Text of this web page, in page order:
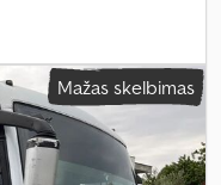
Mažas skelbimas